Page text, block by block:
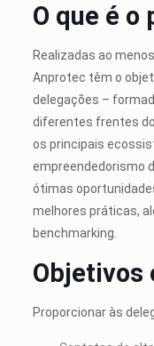
O que é o
Realizadas ao
Anprotec têm o
delegações –
diferentes frentes
os principais
empreendedorismo
ótimas
melhores práticas,
benchmarking.
Objetivos
Proporcionar às